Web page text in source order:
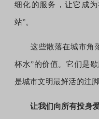
细化的服务，让它成
站”。
这些散落在城市角落
杯水”的价值。它们是
是城市文明最鲜活的注脚
让我们向所有投身